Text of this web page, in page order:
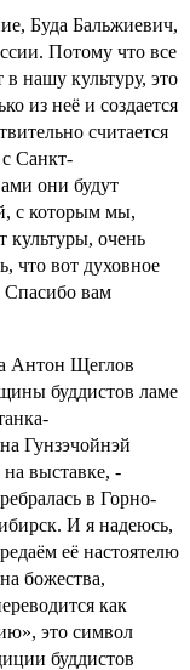
Буда Бальжиевич,
Потому что все
нашу культуру, это
из неё и создается
считается
Санкт-
они будут
с которым мы,
культуры, очень
что вот духовное
Спасибо вам
Антон Щеглов
буддистов ламе
Гунзэчойнэй
выставке, -
в Горно-
И я надеюсь,
её настоятелю
божества,
как
это символ
буддистов